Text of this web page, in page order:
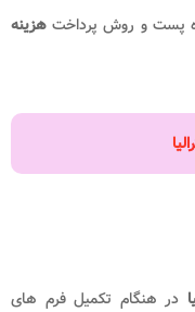
پست و روش پرداخت هزینه
در هنگام تکمیل فرم‌ های